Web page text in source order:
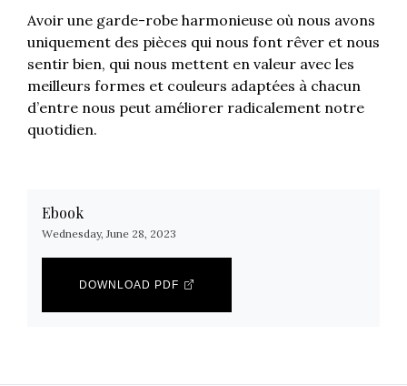
Avoir une garde-robe harmonieuse où nous avons
uniquement des pièces qui nous font rêver et nous
sentir bien, qui nous mettent en valeur avec les
meilleurs formes et couleurs adaptées à chacun
d’entre nous peut améliorer radicalement notre
quotidien.
Ebook
Wednesday, June 28, 2023
DOWNLOAD PDF